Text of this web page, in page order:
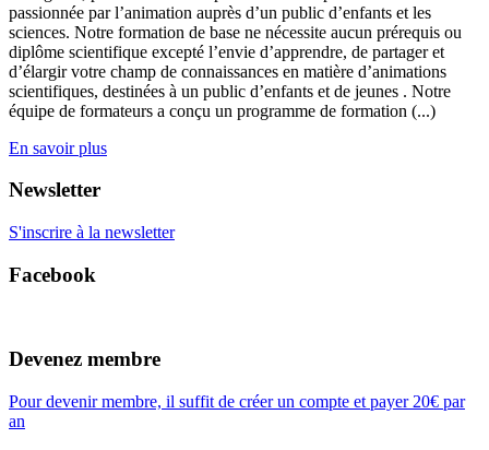
passionnée par l’animation auprès d’un public d’enfants et les
sciences. Notre formation de base ne nécessite aucun prérequis ou
diplôme scientifique excepté l’envie d’apprendre, de partager et
d’élargir votre champ de connaissances en matière d’animations
scientifiques, destinées à un public d’enfants et de jeunes . Notre
équipe de formateurs a conçu un programme de formation (...)
En savoir plus
Newsletter
S'inscrire à la newsletter
Facebook
Devenez membre
Pour devenir membre, il suffit de créer un compte et payer 20€ par
an